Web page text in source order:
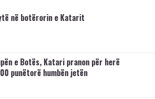
në botërorin e Katarit
e Botës, Katari pranon për herë
punëtorë humbën jetën